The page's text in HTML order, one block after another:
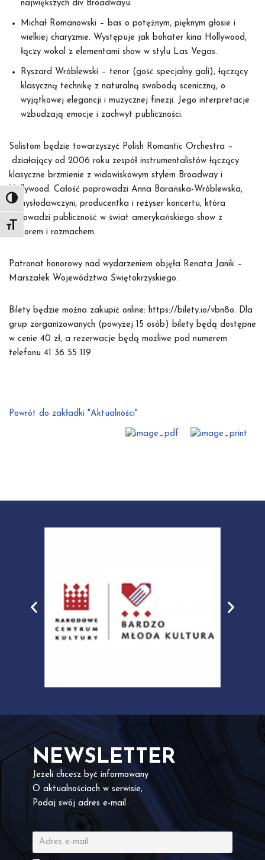
Toggle High Contrast
Toggle Font size
największych div Broadwayu.
Michał Romanowski – bas o potężnym, pięknym głosie i
wielkiej charyzmie. Występuje jak bohater kina Hollywood,
łączy wokal z elementami show w stylu Las Vegas.
Ryszard Wróblewski – tenor (gość specjalny gali), łączący
klasyczną technikę z naturalną swobodą sceniczną, o
wyjątkowej elegancji i muzycznej finezji. Jego interpretacje
wzbudzają emocje i zachwyt publiczności.
Solistom będzie towarzyszyć Polish Romantic Orchestra –
działający od 2006 roku zespół instrumentalistów łączący
klasyczne brzmienie z widowiskowym stylem Broadway i
Hollywood. Całość poprowadzi Anna Barańska-Wróblewska,
pomysłodawczyni, producentka i reżyser koncertu, która
wprowadzi publiczność w świat amerykańskiego show z
humorem i rozmachem.
Patronat honorowy nad wydarzeniem objęła Renata Janik –
Marszałek Województwa Świętokrzyskiego.
Bilety będzie można zakupić online: https://bilety.io/vbn8o. Dla
grup zorganizowanych (powyżej 15 osób) bilety będą dostępne
w cenie 40 zł, a rezerwacje będą możliwe pod numerem
telefonu 41 36 55 119.
Powrót do zakładki "Aktualności"
NEWSLETTER
Jeżeli chcesz być informowany
O aktualnościach w serwisie,
Podaj swój adres e-mail